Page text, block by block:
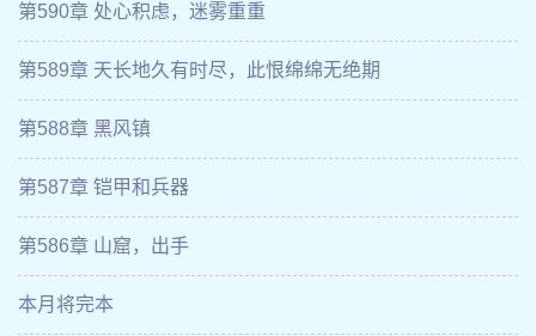
第590章 处心积虑，迷雾重重
第589章 天长地久有时尽，此恨绵绵无绝期
第588章 黑风镇
第587章 铠甲和兵器
第586章 山窟，出手
本月将完本